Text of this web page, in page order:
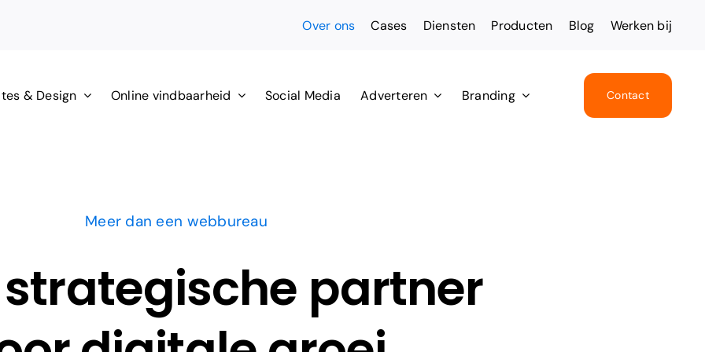
Over ons Cases Diensten Producten Blog Werken bij
& Design Online vindbaarheid Social Media Adverteren Branding Contact
Meer dan een webbureau
partner